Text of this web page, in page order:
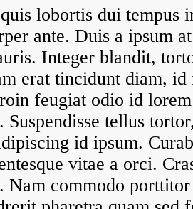
lobortis dui tempus
ante. Duis a ipsum
Integer blandit,
erat tincidunt diam, id
feugiat odio id
Suspendisse tellus
id ipsum.
vitae a orci.
Nam commodo